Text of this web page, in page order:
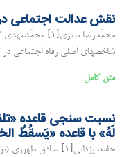
نقش عدالت اجتماعی
شاخصهای اصلی رفاه اجتماعی در
متن کامل
نسبت سنجی قاعده
لَهُ» با قاعده «یَسقُطُ